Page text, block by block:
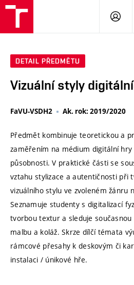
DETAIL PŘEDMĚTU
Vizuální styly
FaVU-VSDH2 Ak. rok: 2019/2020
Předmět kombinuje teoretickou a
zaměřením na médium digitální hry
působnosti. V praktické části se
vztahu stylizace a autentičnosti při
vizuálního stylu ve zvoleném žánru
Seznamuje studenty s digitalizací
tvorbou textur a sleduje
malbu a koláž. Skrze dílčí témata
rámcové přesahy k deskovým či
instalaci / únikové hře.